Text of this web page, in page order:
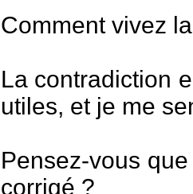
Comment vivez
La contradiction
utiles, et je me
Pensez-vous
corrigé ?